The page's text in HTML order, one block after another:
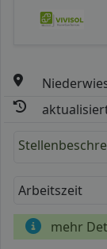
Arbeitszeit
mehr